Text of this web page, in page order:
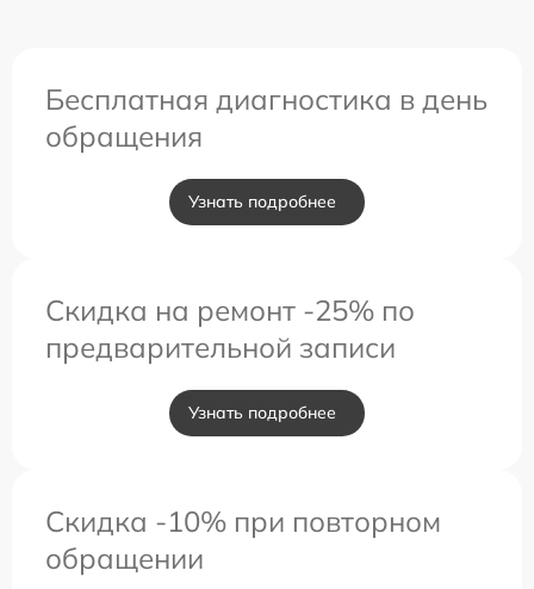
Бесплатная диагностика в день
обращения
Узнать подробнее
Скидка на ремонт -25% по
предварительной записи
Узнать подробнее
Скидка -10% при повторном
обращении